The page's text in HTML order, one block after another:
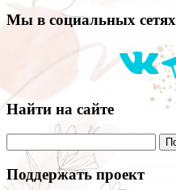
Мы в социальных сетях
Найти на сайте
Поддержать проект